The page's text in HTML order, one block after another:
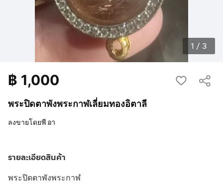
1 / 3
พระปิดตาพังพระกาฬเลี่ยมทองอิตาลี
฿ 1,000
ลงขายโดยพี อา
รายละเอียดสินค้า
พระปิดตาพังพระกาฬ